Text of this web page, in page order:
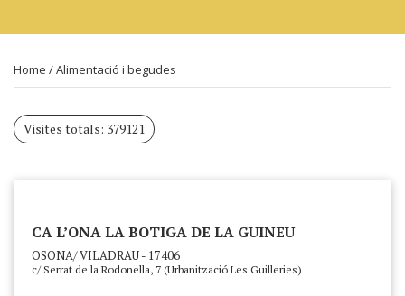
Home /Alimentació i begudes
Visites totals: 379121
CA L’ONA LA BOTIGA DE LA GUINEU
OSONA/ VILADRAU - 17406
c/ Serrat de la Rodonella, 7 (Urbanització Les Guilleries)